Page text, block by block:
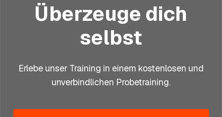
Überzeuge dich
selbst
Erlebe unser Training in einem kostenlosen und
unverbindlichen Probetraining.